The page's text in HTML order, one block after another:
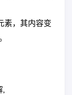
素，其内容变
,